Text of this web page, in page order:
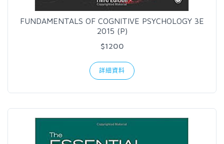
FUNDAMENTALS OF COGNITIVE PSYCHOLOGY 3E
2015 (P)
$1200
詳細資料